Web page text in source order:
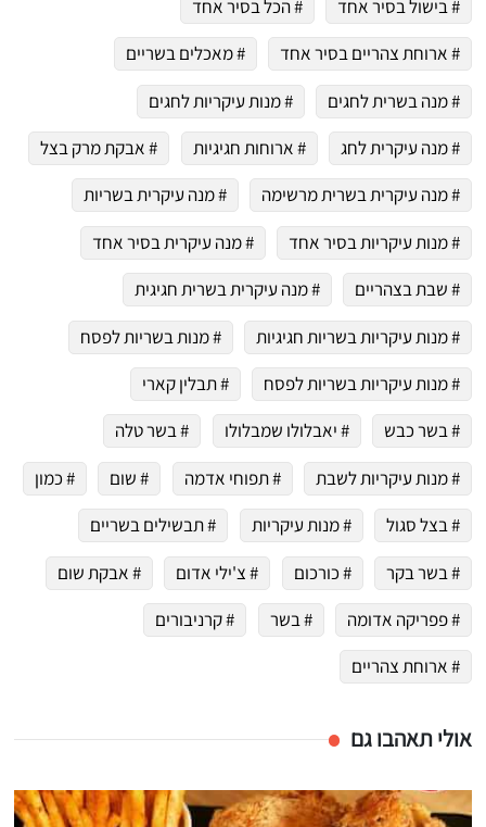
# בישול בסיר אחד
# הכל בסיר אחד
# ארוחת צהריים בסיר אחד
# מאכלים בשריים
# מנה בשרית לחגים
# מנות עיקריות לחגים
# מנה עיקרית לחג
# ארוחות חגיגיות
# אבקת מרק בצל
# מנה עיקרית בשרית מרשימה
# מנה עיקרית בשריות
# מנות עיקריות בסיר אחד
# מנה עיקרית בסיר אחד
# שבת בצהריים
# מנה עיקרית בשרית חגיגית
# מנות עיקריות בשריות חגיגיות
# מנות בשריות לפסח
# מנות עיקריות בשריות לפסח
# תבלין קארי
# בשר כבש
# יאבלולו שמבלולו
# בשר טלה
# מנות עיקריות לשבת
# תפוחי אדמה # שום
# כמון
# בצל סגול
# מנות עיקריות
# תבשילים בשריים
# בשר בקר
# כורכום # צ'ילי אדום
# אבקת שום
# פפריקה אדומה
# בשר
# קרניבורים
# ארוחת צהריים
אולי תאהבו גם